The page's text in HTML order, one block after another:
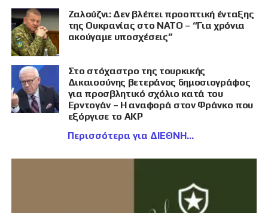
Ζαλούζνι: Δεν βλέπει προοπτική ένταξης
της Ουκρανίας στο ΝΑΤΟ – “Για χρόνια
ακούγαμε υποσχέσεις”
Στο στόχαστρο της τουρκικής
Δικαιοσύνης βετεράνος δημοσιογράφος
για προσβλητικό σχόλιο κατά του
Ερντογάν – Η αναφορά στον Φράνκο που
εξόργισε το AKP
Περισσότερα για ΔΙΕΘΝΗ